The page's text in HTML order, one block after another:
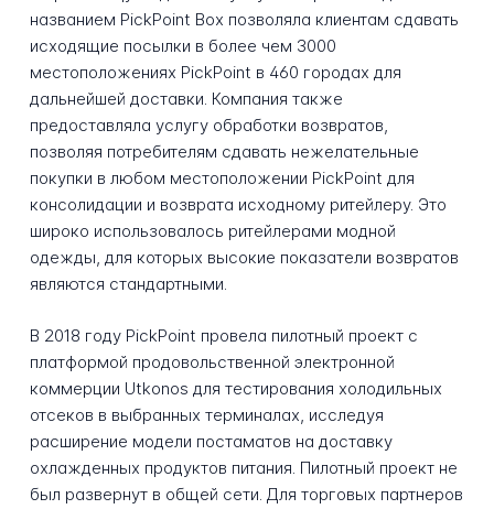
названием PickPoint Box позволяла клиентам сдавать
исходящие посылки в более чем 3000
местоположениях PickPoint в 460 городах для
дальнейшей доставки. Компания также
предоставляла услугу обработки возвратов,
позволяя потребителям сдавать нежелательные
покупки в любом местоположении PickPoint для
консолидации и возврата исходному ритейлеру. Это
широко использовалось ритейлерами модной
одежды, для которых высокие показатели возвратов
являются стандартными.
В 2018 году PickPoint провела пилотный проект с
платформой продовольственной электронной
коммерции Utkonos для тестирования холодильных
отсеков в выбранных терминалах, исследуя
расширение модели постаматов на доставку
охлажденных продуктов питания. Пилотный проект не
был развернут в общей сети. Для торговых партнеров